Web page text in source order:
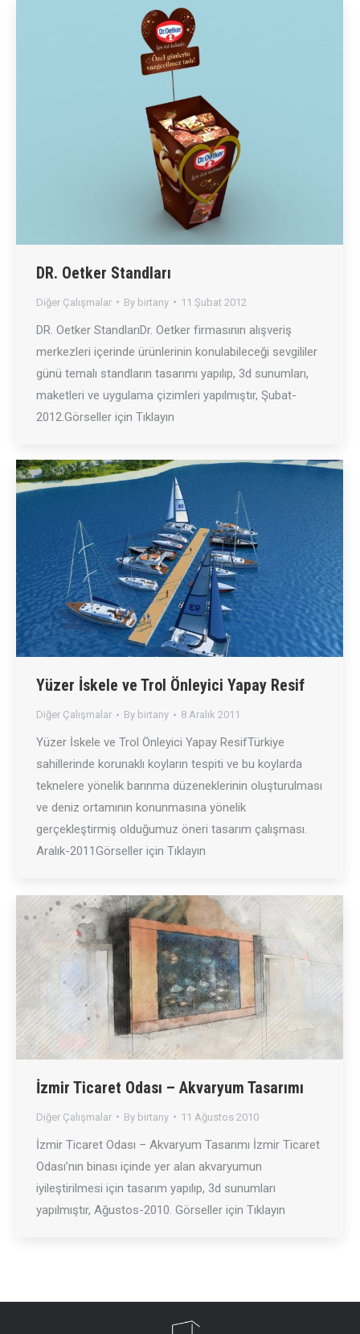
DR. Oetker Standları
Diğer Çalışmalar By birtany 11 Şubat 2012
DR. Oetker StandlarıDr. Oetker firmasının alışveriş
merkezleri içerinde ürünlerinin konulabileceği sevgililer
günü temalı standların tasarımı yapılıp, 3d sunumları,
maketleri ve uygulama çizimleri yapılmıştır, Şubat-
2012.Görseller için Tıklayın
Yüzer İskele ve Trol Önleyici Yapay Resif
Diğer Çalışmalar By birtany 8 Aralık 2011
Yüzer İskele ve Trol Önleyici Yapay ResifTürkiye
sahillerinde korunaklı koyların tespiti ve bu koylarda
teknelere yönelik barınma düzeneklerinin oluşturulması
ve deniz ortamının konunmasına yönelik
gerçekleştirmiş olduğumuz öneri tasarım çalışması.
Aralık-2011Görseller için Tıklayın
İzmir Ticaret Odası – Akvaryum Tasarımı
Diğer Çalışmalar By birtany 11 Ağustos 2010
İzmir Ticaret Odası – Akvaryum Tasarımı İzmir Ticaret
Odası’nın binası içinde yer alan akvaryumun
iyileştirilmesi için tasarım yapılıp, 3d sunumları
yapılmıştır, Ağustos-2010. Görseller için Tıklayın